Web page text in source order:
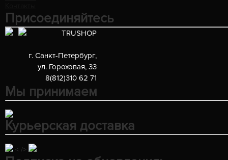
Присоединяйтесь
TRUSHOP
г. Санкт-Петербург,
ул. Гороховая, 33
8(812)310 62 71
Мы принимаем
Курьерская доставка
< />